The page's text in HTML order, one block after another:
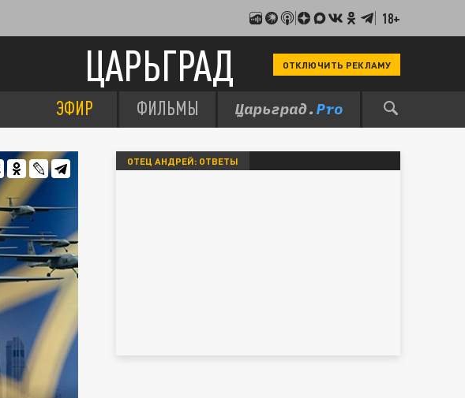
18+
ЦАРЬГРАД ОТКЛЮЧИТЬ РЕКЛАМУ
ЭФИР ФИЛЬМЫ
ОТЕЦ АНДРЕЙ: ОТВЕТЫ